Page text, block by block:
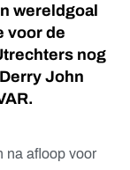
wereldgoal
voor de
nog
John
na afloop voor